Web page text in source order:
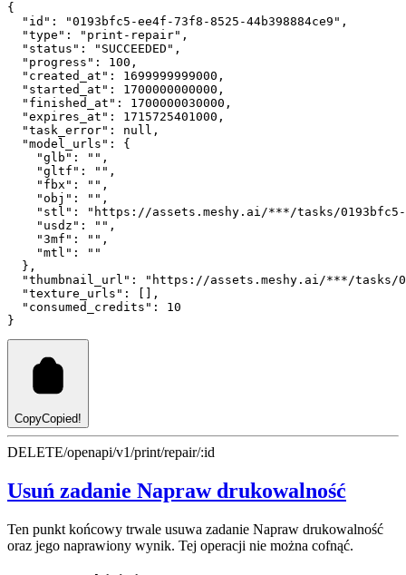
{
"id" : "0193bfc5-ee4f-73f8-8525-44b398884ce9" ,
"type" : "print-repair" ,
"status" : "SUCCEEDED" ,
"progress" : 100 ,
"created_at" : 1699999999000 ,
"started_at" : 1700000000000 ,
"finished_at" : 1700000030000 ,
"expires_at" : 1715725401000 ,
"task_error" : null ,
"model_urls" :
{
"glb" : "" ,
"gltf" : "" ,
"fbx" : "" ,
"obj" : "" ,
"stl" :
"https://assets.meshy.ai/***/tasks/0193bfc5-
"usdz" : "" ,
"3mf" : "" ,
"mtl" :
""
  }
,
"thumbnail_url" :
"https://assets.meshy.ai/***/tasks/
"texture_urls" :
,
"consumed_credits" :
10
}
CopyCopied!
DELETE/openapi/v1/print/repair/:id
Usuń zadanie Napraw drukowalność
Ten punkt końcowy trwale usuwa zadanie Napraw drukowalność
oraz jego naprawiony wynik. Tej operacji nie można cofnąć.